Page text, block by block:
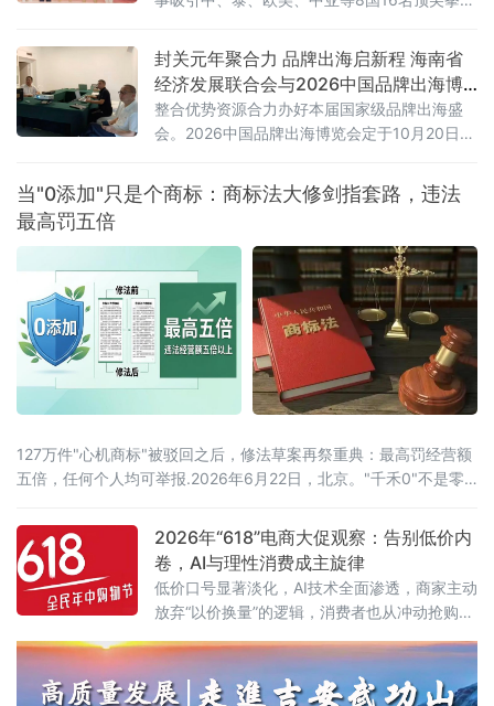
台，探索"体育+自贸港"融合发展新路径。本届
赛事由海南省经济发展联合会、海南省探险协
会、中晟宏远国际贸易（海南）有限公司联合
主办，三亚市武术协会、少林寺杂志社等十余
家单位支持，海
封关元年聚合力 品牌出海启新程 海南省
经济发展联合会与2026中国品牌出海博
览会达成深度协办合作
整合优势资源合力办好本届国家级品牌出海盛
会。2026中国品牌出海博览会定于10月20日在
宗旨，自筹备之初即获海南省委、省政府高度
重视与全方位扶持，被列为全省重点会展项
当"0添加"只是个商标：商标法大修剑指套路，违法
最高罚五倍
127万件"心机商标"被驳回之后，修法草案再祭重典：最高罚经营额
五倍，任何个人均可举报.2026年6月22日，北京。"千禾0"不是零
些让消费者频频踩坑的文字不过是一个注册商标，而非产品承诺
时，法律终于要动手了。6月22日，全国人大常委会法工委披露，商
标法修订草案二次审议稿将提请6月23日开幕的十四
2026年“618”电商大促观察：告别低价内
卷，AI与理性消费成主旋律
低价口号显著淡化，AI技术全面渗透，商家主动
放弃“以价换量”的逻辑，消费者也从冲动抢购转